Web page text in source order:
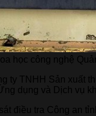
học công nghệ
ty TNHH Sản xuất
dụng và Dịch vụ
điều tra Công an